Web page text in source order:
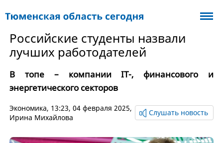
Российские студенты назвали
лучших работодателей
В топе – компании IT-, финансового и
энергетического секторов
Экономика, 13:23, 04 февраля 2025,
Ирина Михайлова
Слушать новость